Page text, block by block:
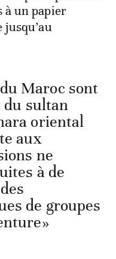
à un papier
Maroc sont
du sultan
oriental
aux
ne
à de
de groupes